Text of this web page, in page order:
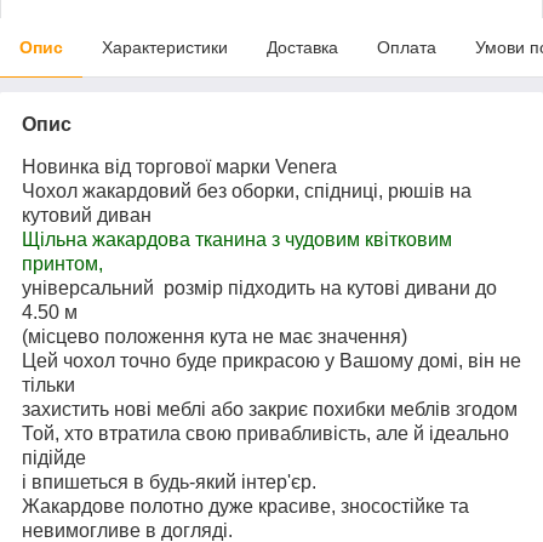
Опис Характеристики Доставка Оплата Умови
Опис
Новинка від торгової марки Venera
Чохол жакардовий без оборки, спідниці, рюшів на
кутовий диван
Щільна жакардова тканина з чудовим квітковим
принтом,
універсальний розмір підходить на кутові дивани до
4.50 м
(місцево положення кута не має значення)
Цей чохол точно буде прикрасою у Вашому домі, він не
тільки
захистить нові меблі або закриє похибки меблів згодом
Той, хто втратила свою привабливість, але й ідеально
підійде
і впишеться в будь-який інтер'єр.
Жакардове полотно дуже красиве, зносостійке та
невимогливе в догляді.